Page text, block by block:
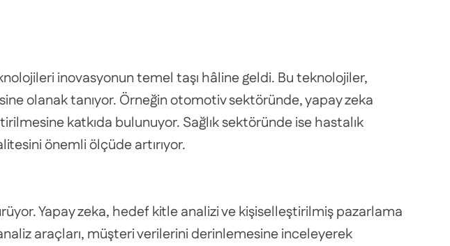
inovasyonun temel taşı hâline geldi. Bu teknolojiler,
olanak tanıyor. Örneğin otomotiv sektöründe, yapay zeka
katkıda bulunuyor. Sağlık sektöründe ise hastalık
önemli ölçüde artırıyor.
Yapay zeka, hedef kitle analizi ve kişiselleştirilmiş pazarlama
araçları, müşteri verilerini derinlemesine inceleyerek